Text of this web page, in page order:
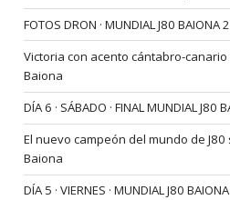
FOTOS DRON · MUNDIAL J80 BAIONA
Victoria con acento cántabro-
Baiona
DÍA 6 · SÁBADO · FINAL MUNDIAL J80
El nuevo campeón del mundo de
Baiona
DÍA 5 · VIERNES · MUNDIAL J80